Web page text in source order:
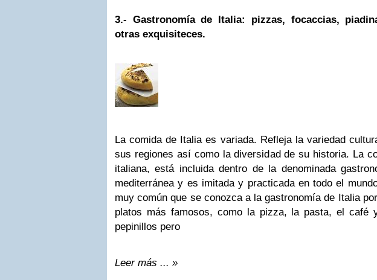
3.- Gastronomía de Italia: pizzas, focaccias,
otras exquisiteces.
La comida de Italia es variada. Refleja la variedad
sus regiones así como la diversidad de su historia. La
italiana, está incluida dentro de la denominada
mediterránea y es imitada y practicada en todo el
muy común que se conozca a la gastronomía de Italia
platos más famosos, como la pizza, la pasta, el café
pepinillos pero
Leer más ... »